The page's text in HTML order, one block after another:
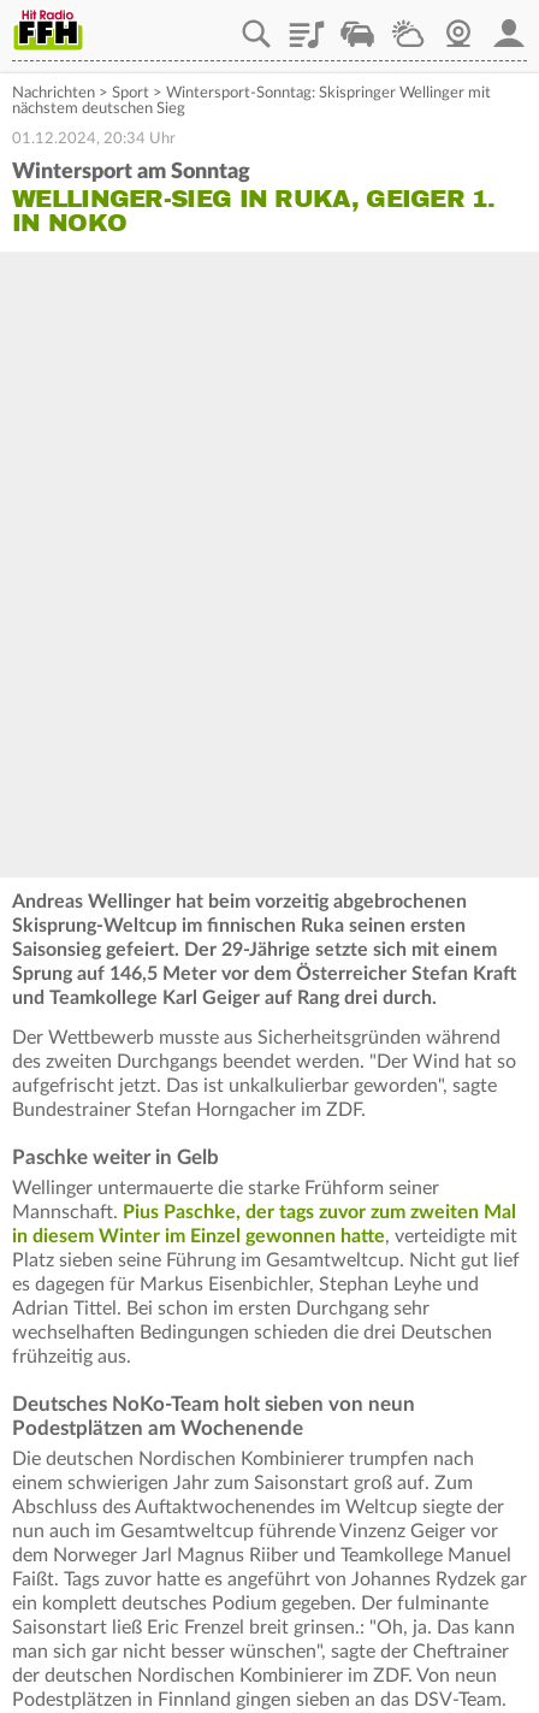
PlaylistStaupilotWetterWebcam
Nachrichten > Sport > Wintersport-Sonntag: Skispringer Wellinger mit
nächstem deutschen Sieg
01.12.2024, 20:34 Uhr
Wintersport am Sonntag
WELLINGER-SIEG IN RUKA, GEIGER 1.
IN NOKO
Andreas Wellinger hat beim vorzeitig abgebrochenen
Skisprung-Weltcup im finnischen Ruka seinen ersten
Saisonsieg gefeiert. Der 29-Jährige setzte sich mit einem
Sprung auf 146,5 Meter vor dem Österreicher Stefan Kraft
und Teamkollege Karl Geiger auf Rang drei durch.
Der Wettbewerb musste aus Sicherheitsgründen während
des zweiten Durchgangs beendet werden. "Der Wind hat so
aufgefrischt jetzt. Das ist unkalkulierbar geworden", sagte
Bundestrainer Stefan Horngacher im ZDF.
Paschke weiter in Gelb
Wellinger untermauerte die starke Frühform seiner
Mannschaft. Pius Paschke, der tags zuvor zum zweiten Mal
in diesem Winter im Einzel gewonnen hatte, verteidigte mit
Platz sieben seine Führung im Gesamtweltcup. Nicht gut lief
es dagegen für Markus Eisenbichler, Stephan Leyhe und
Adrian Tittel. Bei schon im ersten Durchgang sehr
wechselhaften Bedingungen schieden die drei Deutschen
frühzeitig aus.
Deutsches NoKo-Team holt sieben von neun
Podestplätzen am Wochenende
Die deutschen Nordischen Kombinierer trumpfen nach
einem schwierigen Jahr zum Saisonstart groß auf. Zum
Abschluss des Auftaktwochenendes im Weltcup siegte der
nun auch im Gesamtweltcup führende Vinzenz Geiger vor
dem Norweger Jarl Magnus Riiber und Teamkollege Manuel
Faißt. Tags zuvor hatte es angeführt von Johannes Rydzek gar
ein komplett deutsches Podium gegeben. Der fulminante
Saisonstart ließ Eric Frenzel breit grinsen.: "Oh, ja. Das kann
man sich gar nicht besser wünschen", sagte der Cheftrainer
der deutschen Nordischen Kombinierer im ZDF. Von neun
Podestplätzen in Finnland gingen sieben an das DSV-Team.